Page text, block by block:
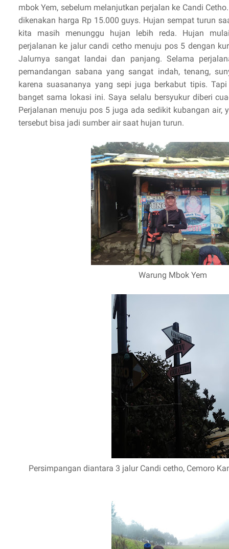
mbok Yem, sebelum melanjutkan perjalan ke Candi
dikenakan harga Rp 15.000 guys. Hujan sempat turun
kita masih menunggu hujan lebih reda. Hujan
perjalanan ke jalur candi cetho menuju pos 5 dengan
Jalurnya sangat landai dan panjang. Selama
pemandangan sabana yang sangat indah, tenang,
karena suasananya yang sepi juga berkabut tipis.
banget sama lokasi ini. Saya selalu bersyukur diberi
Perjalanan menuju pos 5 juga ada sedikit kubangan air,
tersebut bisa jadi sumber air saat hujan turun.
Warung Mbok Yem
Persimpangan diantara 3 jalur Candi cetho, Cemoro